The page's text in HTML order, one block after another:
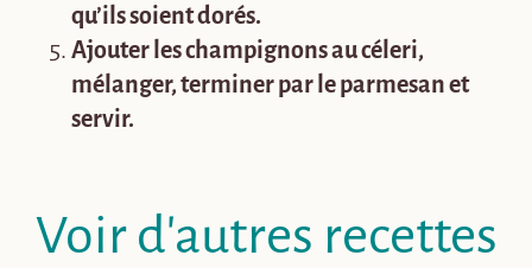
qu’ils soient dorés.
Ajouter les champignons au céleri,
mélanger, terminer par le parmesan et
servir.
Voir d'autres recettes